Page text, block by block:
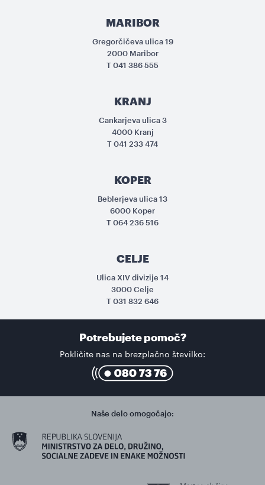
MARIBOR
Gregorčičeva ulica 19
2000 Maribor
T 041 386 555
KRANJ
Cankarjeva ulica 3
4000 Kranj
T 041 233 474
KOPER
Beblerjeva ulica 13
6000 Koper
T 064 236 516
CELJE
Ulica XIV divizije 14
3000 Celje
T 031 832 646
Potrebujete pomoč?
Pokličite nas na brezplačno številko:
Naše delo omogočajo: